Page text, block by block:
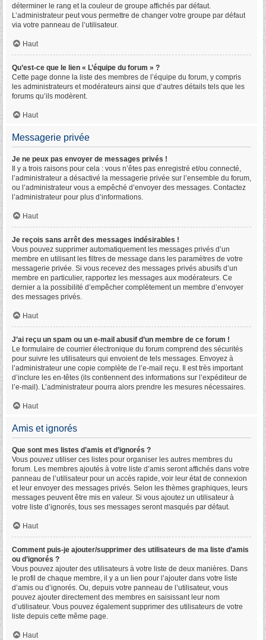
déterminer le rang et la couleur de groupe affichés par défaut.
L’administrateur peut vous permettre de changer votre groupe par défaut
via votre panneau de l’utilisateur.
Haut
Qu’est-ce que le lien « L’équipe du forum » ?
Cette page donne la liste des membres de l’équipe du forum, y compris
les administrateurs et modérateurs ainsi que d’autres détails tels que les
forums qu’ils modèrent.
Haut
Messagerie privée
Je ne peux pas envoyer de messages privés !
Il y a trois raisons pour cela : vous n’êtes pas enregistré et/ou connecté,
l’administrateur a désactivé la messagerie privée sur l’ensemble du forum,
ou l’administrateur vous a empêché d’envoyer des messages. Contactez
l’administrateur pour plus d’informations.
Haut
Je reçois sans arrêt des messages indésirables !
Vous pouvez supprimer automatiquement les messages privés d’un
membre en utilisant les filtres de message dans les paramètres de votre
messagerie privée. Si vous recevez des messages privés abusifs d’un
membre en particulier, rapportez les messages aux modérateurs. Ce
dernier a la possibilité d’empêcher complètement un membre d’envoyer
des messages privés.
Haut
J’ai reçu un spam ou un e-mail abusif d’un membre de ce forum !
Le formulaire de courrier électronique du forum comprend des sécurités
pour suivre les utilisateurs qui envoient de tels messages. Envoyez à
l’administrateur une copie complète de l’e-mail reçu. Il est très important
d’inclure les en-têtes (ils contiennent des informations sur l’expéditeur de
l’e-mail). L’administrateur pourra alors prendre les mesures nécessaires.
Haut
Amis et ignorés
Que sont mes listes d’amis et d’ignorés ?
Vous pouvez utiliser ces listes pour organiser les autres membres du
forum. Les membres ajoutés à votre liste d’amis seront affichés dans votre
panneau de l’utilisateur pour un accès rapide, voir leur état de connexion
et leur envoyer des messages privés. Selon les thèmes graphiques, leurs
messages peuvent être mis en valeur. Si vous ajoutez un utilisateur à
votre liste d’ignorés, tous ses messages seront masqués par défaut.
Haut
Comment puis-je ajouter/supprimer des utilisateurs de ma liste d’amis
ou d’ignorés ?
Vous pouvez ajouter des utilisateurs à votre liste de deux manières. Dans
le profil de chaque membre, il y a un lien pour l’ajouter dans votre liste
d’amis ou d’ignorés. Ou, depuis votre panneau de l’utilisateur, vous
pouvez ajouter directement des membres en saisissant leur nom
d’utilisateur. Vous pouvez également supprimer des utilisateurs de votre
liste depuis cette même page.
Haut